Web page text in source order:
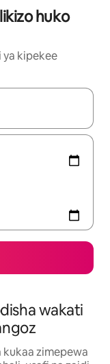
huko
ya kipekee
kutumia vitufe vya
wakati
kukaa zimepewa